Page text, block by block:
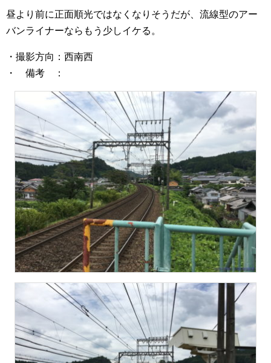
昼より前に正面順光ではなくなりそうだが、流線型のアー
バンライナーならもう少しイケる。
・撮影方向：西南西
・ 備考 ：